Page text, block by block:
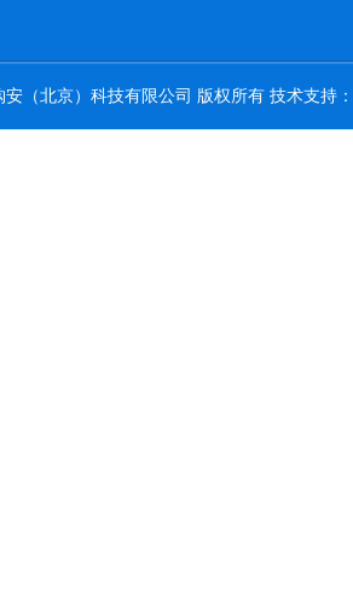
安（北京）科技有限公司 版权所有 技术支持：